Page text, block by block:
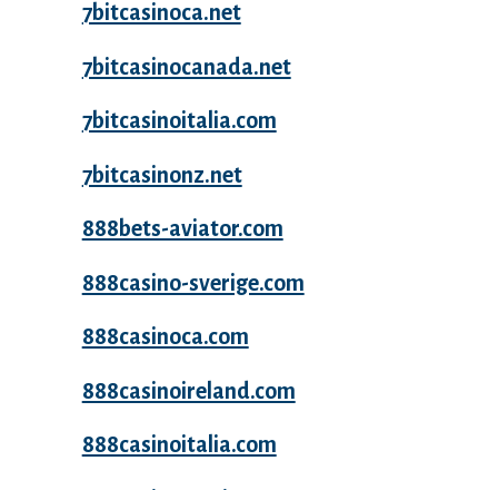
7bitcasinoca.net
7bitcasinocanada.net
7bitcasinoitalia.com
7bitcasinonz.net
888bets-aviator.com
888casino-sverige.com
888casinoca.com
888casinoireland.com
888casinoitalia.com